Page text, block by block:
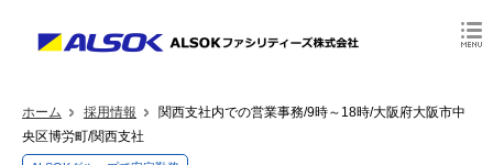
ホーム 採用情報
関西支社内での営業事務/9時～18時/大阪府大阪市中
央区博労町/関西支社